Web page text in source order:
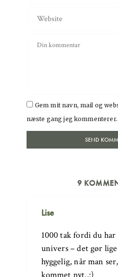
Gem mit navn, mail og
næste gang jeg kommenterer.
9
Lise
1000 tak fordi du
univers – det gør
hyggelig, når man
kommet nyt..:)